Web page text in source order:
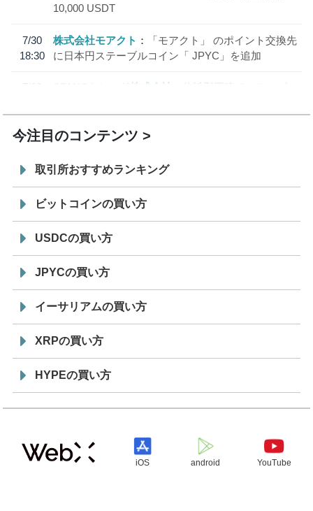
10,000 USDT
7/30
18:30
株式会社モアクト
「モアクト」 のポイント交換先
に日本円ステーブルコイン「 JPYC」を追加
7/29
SBI VCトレード株式会社
信託型円建てステーブル
今注目のコンテンツ
取引所おすすめランキング
ビットコインの買い方
USDCの買い方
JPYCの買い方
イーサリアムの買い方
XRPの買い方
HYPEの買い方
iOS android YouTube